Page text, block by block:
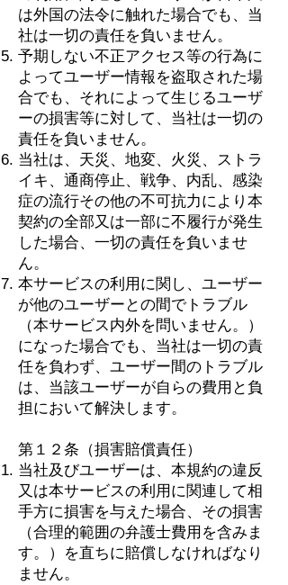
は外国の法令に触れた場合でも、当
社は一切の責任を負いません。
予期しない不正アクセス等の行為に
よってユーザー情報を盗取された場
合でも、それによって生じるユーザ
ーの損害等に対して、当社は一切の
責任を負いません。
当社は、天災、地変、火災、ストラ
イキ、通商停止、戦争、内乱、感染
症の流行その他の不可抗力により本
契約の全部又は一部に不履行が発生
した場合、一切の責任を負いませ
ん。
本サービスの利用に関し、ユーザー
が他のユーザーとの間でトラブル
（本サービス内外を問いません。）
になった場合でも、当社は一切の責
任を負わず、ユーザー間のトラブル
は、当該ユーザーが自らの費用と負
担において解決します。
第１２条（損害賠償責任）
当社及びユーザーは、本規約の違反
又は本サービスの利用に関連して相
手方に損害を与えた場合、その損害
（合理的範囲の弁護士費用を含みま
す。）を直ちに賠償しなければなり
ません。